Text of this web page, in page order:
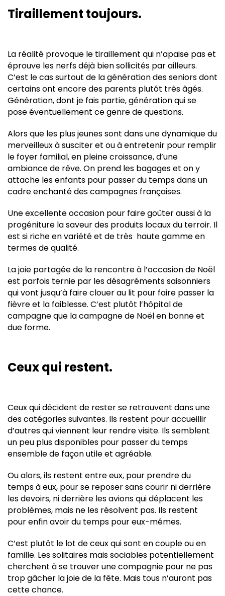
Tiraillement toujours.
La réalité provoque le tiraillement qui n’apaise pas et
éprouve les nerfs déjà bien sollicités par ailleurs.
C’est le cas surtout de la génération des seniors dont
certains ont encore des parents plutôt très âgés.
Génération, dont je fais partie, génération qui se
pose éventuellement ce genre de questions.
Alors que les plus jeunes sont dans une dynamique du
merveilleux à susciter et ou à entretenir pour remplir
le foyer familial, en pleine croissance, d’une
ambiance de rêve. On prend les bagages et on y
attache les enfants pour passer du temps dans un
cadre enchanté des campagnes françaises.
Une excellente occasion pour faire goûter aussi à la
progéniture la saveur des produits locaux du terroir. Il
est si riche en variété et de très haute gamme en
termes de qualité.
La joie partagée de la rencontre à l’occasion de Noël
est parfois ternie par les désagréments saisonniers
qui vont jusqu’à faire clouer au lit pour faire passer la
fièvre et la faiblesse. C’est plutôt l’hôpital de
campagne que la campagne de Noël en bonne et
due forme.
Ceux qui restent.
Ceux qui décident de rester se retrouvent dans une
des catégories suivantes. Ils restent pour accueillir
d’autres qui viennent leur rendre visite. Ils semblent
un peu plus disponibles pour passer du temps
ensemble de façon utile et agréable.
Ou alors, ils restent entre eux, pour prendre du
temps à eux, pour se reposer sans courir ni derrière
les devoirs, ni derrière les avions qui déplacent les
problèmes, mais ne les résolvent pas. Ils restent
pour enfin avoir du temps pour eux-mêmes.
C’est plutôt le lot de ceux qui sont en couple ou en
famille. Les solitaires mais sociables potentiellement
cherchent à se trouver une compagnie pour ne pas
trop gâcher la joie de la fête. Mais tous n’auront pas
cette chance.